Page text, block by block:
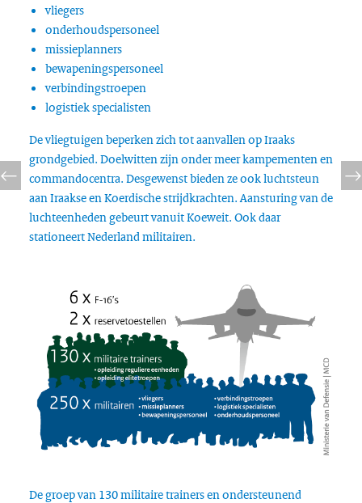
vliegers
onderhoudspersoneel
missieplanners
bewapeningspersoneel
verbindingstroepen
logistiek specialisten
De vliegtuigen beperken zich tot aanvallen op Iraaks
grondgebied. Doelwitten zijn onder meer kampementen en
commandocentra. Desgewenst bieden ze ook luchtsteun
aan Iraakse en Koerdische strijdkrachten. Aansturing van de
luchteenheden gebeurt vanuit Koeweit. Ook daar
stationeert Nederland militairen.
De groep van 130 militaire trainers en ondersteunend